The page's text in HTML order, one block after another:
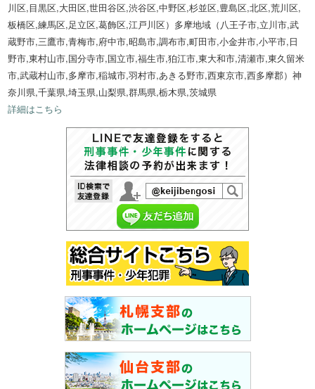
川区,目黒区,大田区,世田谷区,渋谷区,中野区,杉並区,豊島区,北区,荒川区,
板橋区,練馬区,足立区,葛飾区,江戸川区）多摩地域（八王子市,立川市,武
蔵野市,三鷹市,青梅市,府中市,昭島市,調布市,町田市,小金井市,小平市,日
野市,東村山市,国分寺市,国立市,福生市,狛江市,東大和市,清瀬市,東久留米
市,武蔵村山市,多摩市,稲城市,羽村市,あきる野市,西東京市,西多摩郡）神
奈川県,千葉県,埼玉県,山梨県,群馬県,栃木県,茨城県
詳細はこちら